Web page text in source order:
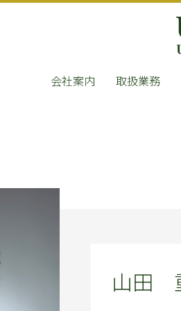
会社案内 取扱業務
山田